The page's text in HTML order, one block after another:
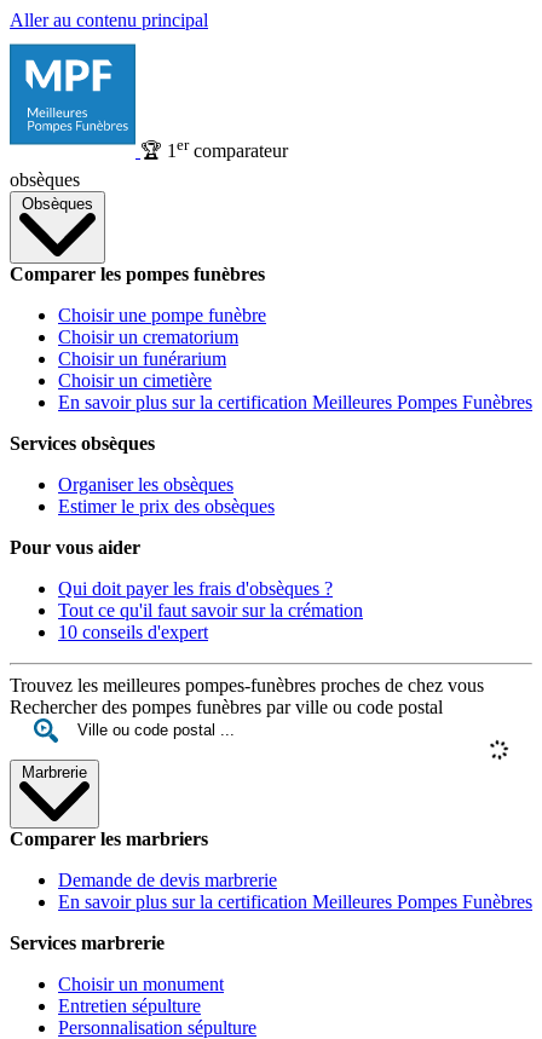
Aller au contenu principal
🏆 1 ercomparateur
obsèques
Obsèques
Comparer les pompes funèbres
Choisir une pompe funèbre
Choisir un crematorium
Choisir un funérarium
Choisir un cimetière
En savoir plus sur la certification Meilleures Pompes Funèbres
Services obsèques
Organiser les obsèques
Estimer le prix des obsèques
Pour vous aider
Qui doit payer les frais d'obsèques ?
Tout ce qu'il faut savoir sur la crémation
10 conseils d'expert
Trouvez les meilleures pompes-funèbres proches de chez vous
Rechercher des pompes funèbres par ville ou code postal
Marbrerie
Comparer les marbriers
Demande de devis marbrerie
En savoir plus sur la certification Meilleures Pompes Funèbres
Services marbrerie
Choisir un monument
Entretien sépulture
Personnalisation sépulture